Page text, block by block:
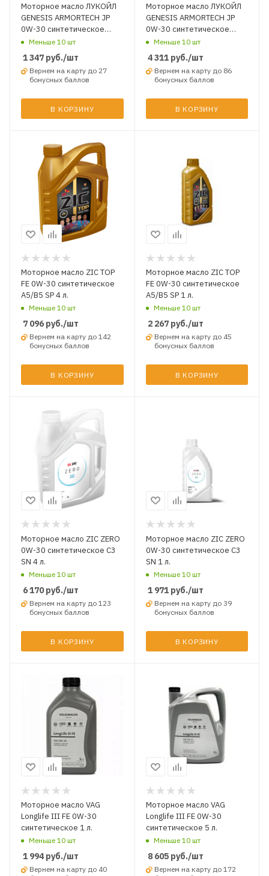
Моторное масло ЛУКОЙЛ
GENESIS ARMORTECH JP
0W-30 синтетическое
SN/SN-RC 1 л.
Меньше 10 шт
1 347 руб./шт
Вернем на карту до 27
бонусных баллов
В КОРЗИНУ
Моторное масло ЛУКОЙЛ
GENESIS ARMORTECH JP
0W-30 синтетическое
SN/SN-RC 4 л.
Меньше 10 шт
4 311руб./шт
Вернем на карту до 86
бонусных баллов
В КОРЗИНУ
Моторное масло ZIC TOP
FE 0W-30 синтетическое
A5/B5 SP 4 л.
Меньше 10 шт
7 096 руб./шт
Вернем на карту до 142
бонусных баллов
В КОРЗИНУ
Моторное масло ZIC TOP
FE 0W-30 синтетическое
A5/B5 SP 1 л.
Меньше 10 шт
2 267руб./шт
Вернем на карту до 45
бонусных баллов
В КОРЗИНУ
Моторное масло ZIC ZERO
0W-30 синтетическое C3
SN 4 л.
Меньше 10 шт
6 170 руб./шт
Вернем на карту до 123
бонусных баллов
В КОРЗИНУ
Моторное масло ZIC ZERO
0W-30 синтетическое C3
SN 1 л.
Меньше 10 шт
1 971руб./шт
Вернем на карту до 39
бонусных баллов
В КОРЗИНУ
Моторное масло VAG
Longlife III FE 0W-30
синтетическое 1 л.
Меньше 10 шт
1 994 руб./шт
Вернем на карту до 40
Моторное масло VAG
Longlife III FE 0W-30
синтетическое 5 л.
Меньше 10 шт
8 605руб./шт
Вернем на карту до 172